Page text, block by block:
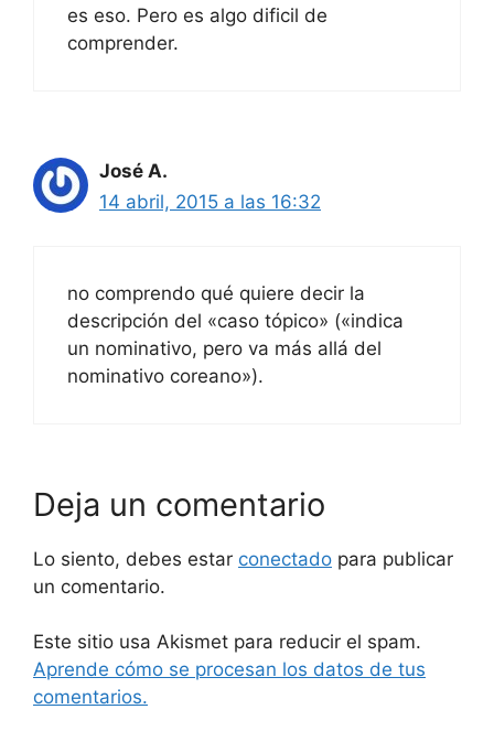
es eso. Pero es algo dificil de
comprender.
José A.
14 abril, 2015 a las 16:32
no comprendo qué quiere decir la
descripción del «caso tópico» («indica
un nominativo, pero va más allá del
nominativo coreano»).
Deja un comentario
Lo siento, debes estar conectado para publicar
un comentario.
Este sitio usa Akismet para reducir el spam.
Aprende cómo se procesan los datos de tus
comentarios.